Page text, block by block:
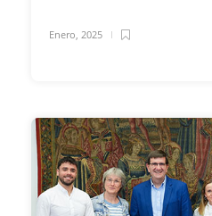
Enero, 2025